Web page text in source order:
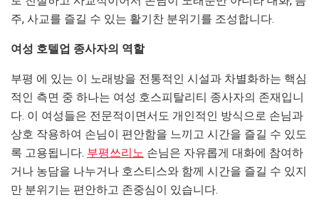
주, 사교를 즐길 수 있는 활기찬 분위기를 조성합니다.
여성 호텔업 종사자의 역할
부평 에 있는 이 노래방을 전통적인 시설과 차별화하는 핵심
적인 측면 중 하나는 여성 호스피탈리티 종사자의 존재입니
다. 이 여성들은 전문적이면서도 개인적인 방식으로 손님과
상호 작용하여 손님이 편안함을 느끼고 시간을 즐길 수 있도
록 고용됩니다. 부평쓰리노 손님은 자유롭게 대화에 참여하
거나 농담을 나누거나 호스티스와 함께 시간을 즐길 수 있지
만 분위기는 편안하고 존중심이 있습니다.